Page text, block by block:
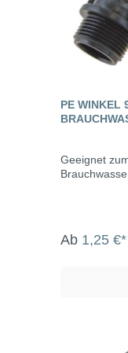
PE WINKEL
Geeignet
Ab 1,25 €*